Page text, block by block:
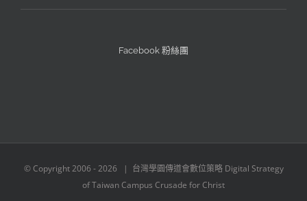
Facebook 粉絲團
© Copyright 2006 -2026 | 台灣學園傳道會數位策略 Digital Strategy
of Taiwan Campus Crusade for Christ